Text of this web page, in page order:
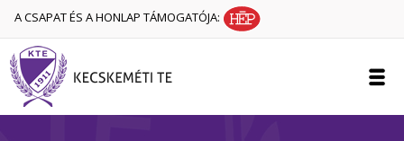
A CSAPAT ÉS A HONLAP TÁMOGATÓJA: